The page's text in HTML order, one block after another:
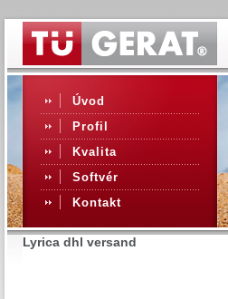
Úvod
Profil
Kvalita
Softvér
Kontakt
Lyrica dhl versand